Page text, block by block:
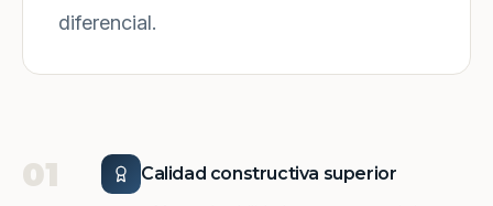
diferencial.
01 Calidad constructiva superior